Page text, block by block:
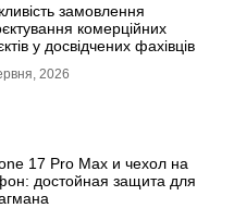
замовлення
комерційних
у досвідчених фахівців
2026
17 Pro Max и чехол на
достойная защита для